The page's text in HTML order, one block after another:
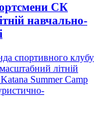
СК
навчально-
спортивного клубу
літній
Summer Camp